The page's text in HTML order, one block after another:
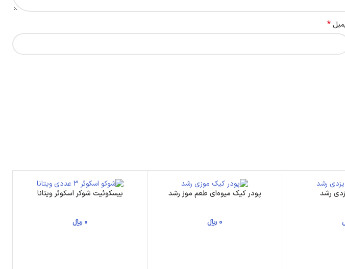
*
رشد پودر کیک میوه‌ای طعم موز رشد
0 ﷼
بیسکوئیت شوکر اسکوئر ویتانا
0 ﷼